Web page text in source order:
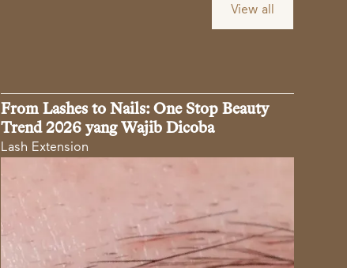
View all
From Lashes to Nails: One Stop Beauty
Trend 2026 yang Wajib Dicoba
Lash Extension